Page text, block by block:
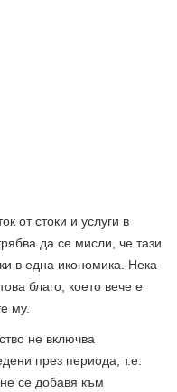
от стоки и услуги в
да се мисли, че тази
в една икономика. Нека
благо, което вече е
му.
не включва
през периода, т.е.
се добавя към